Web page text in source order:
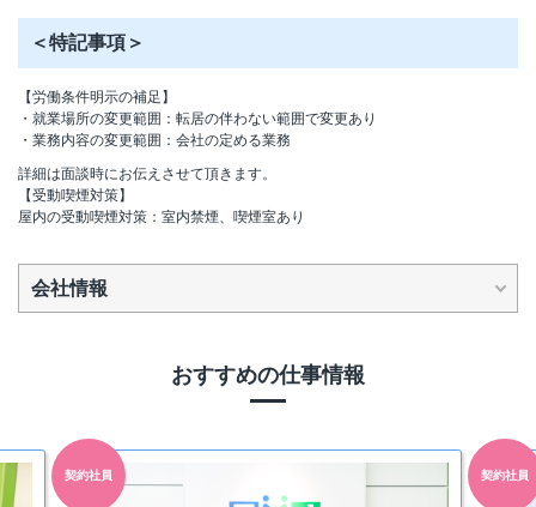
＜特記事項＞
【労働条件明示の補足】
・就業場所の変更範囲：転居の伴わない範囲で変更あり
・業務内容の変更範囲：会社の定める業務
詳細は面談時にお伝えさせて頂きます。
【受動喫煙対策】
屋内の受動喫煙対策：室内禁煙、喫煙室あり
会社情報
おすすめの仕事情報
契約社員 契約社員